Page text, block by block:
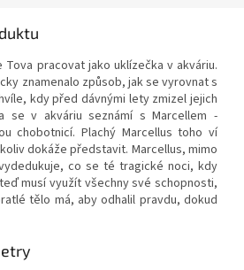
Tova pracovat jako uklízečka v akváriu.
znamenalo způsob, jak se vyrovnat s
kdy před dávnými lety zmizel jejich
se v akváriu seznámí s Marcellem -
chobotnicí. Plachý Marcellus toho ví
dokáže představit. Marcellus, mimo
co se té tragické noci, kdy
musí využít všechny své schopnosti,
tělo má, aby odhalil pravdu, dokud